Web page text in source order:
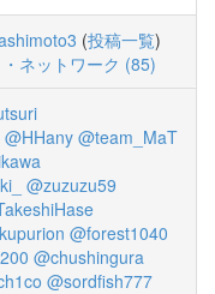
(投稿一覧)
ネットワーク (85)
@HHany @team_MaT
@zuzuzu59
@forest1040
@chushingura
@sordfish777